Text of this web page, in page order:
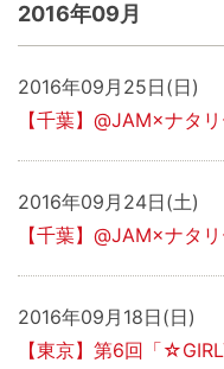
2016年09月
2016年09月25日(日)
【千葉】@JAM×ナタ
2016年09月24日(土)
【千葉】@JAM×ナタ
2016年09月18日(日)
【東京】第6回「